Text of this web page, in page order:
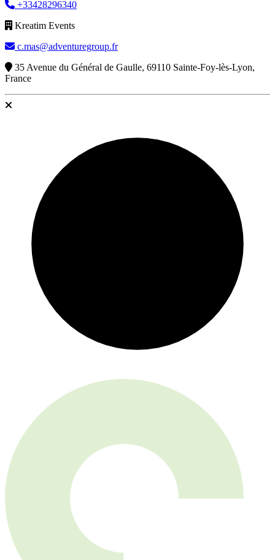
+33428296340
Kreatim Events
c.mas@adventuregroup.fr
35 Avenue du Général de Gaulle, 69110 Sainte-Foy-lès-Lyon,
France